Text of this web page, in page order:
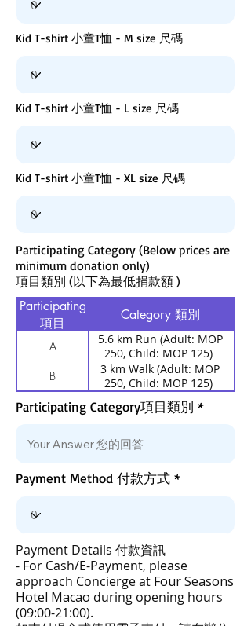
Kid T-shirt 小童T恤 - M size 尺碼
Kid T-shirt 小童T恤 - L size 尺碼
Kid T-shirt 小童T恤 - XL size 尺碼
Participating Category (Below prices are
minimum donation only)
項目類別 (以下為最低捐款額 )
Participating
項目
Category 類別
A
5.6 km Run (Adult: MOP
250, Child: MOP 125)
5.6 公里跑步(成人:澳門幣
250元,小童:澳門幣125元)
B
3 km Walk (Adult: MOP
250, Child: MOP 125)
3公里寫意行(成人:澳門幣
250元 小童:澳門幣125元)
Participating Category項目類別
Payment Method 付款方式
Payment Details 付款資訊
- For Cash/E-Payment, please
approach Concierge at Four Seasons
Hotel Macao during opening hours
(09:00-21:00).